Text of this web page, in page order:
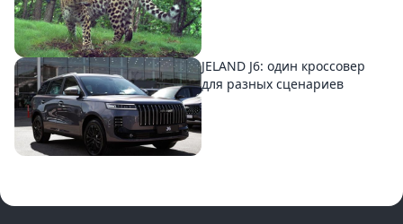
JELAND J6: один кроссовер
для разных сценариев